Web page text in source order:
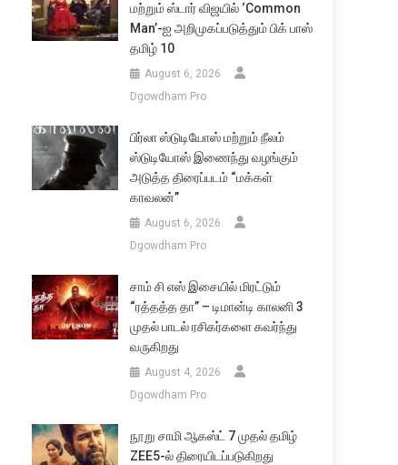
மற்றும் ஸ்டார் விஜயில் ‘Common
Man’-ஐ அறிமுகப்படுத்தும் பிக் பாஸ்
தமிழ் 10
August 6, 2026
Dgowdham Pro
பிர்லா ஸ்டுடியோஸ் மற்றும் நீலம்
ஸ்டுடியோஸ் இணைந்து வழங்கும்
அடுத்த திரைப்படம் “மக்கள்
காவலன்”
August 6, 2026
Dgowdham Pro
சாம் சி எஸ் இசையில் மிரட்டும்
“ரத்தத்த தா” – டிமான்டி காலனி 3
முதல் பாடல் ரசிகர்களை கவர்ந்து
வருகிறது
August 4, 2026
Dgowdham Pro
நூறு சாமி ஆகஸ்ட் 7 முதல் தமிழ்
ZEE5-ல் திரையிடப்படுகிறது